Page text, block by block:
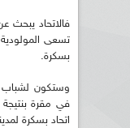
فالاتحاد يبحث
تسعى
بسكرة.
وستكون لشباب
اتحاد بسكرة